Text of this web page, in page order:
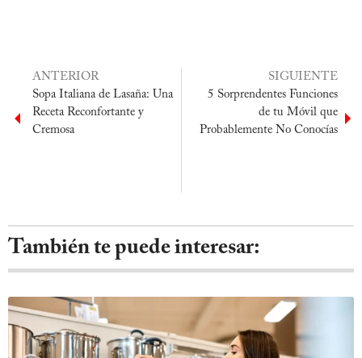
ANTERIOR
Sopa Italiana de Lasaña: Una
Receta Reconfortante y
Cremosa
SIGUIENTE
5 Sorprendentes Funciones
de tu Móvil que
Probablemente No Conocías
También te puede interesar: